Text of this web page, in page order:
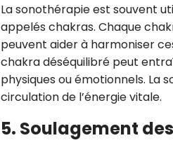
La sonothérapie est souvent
appelés chakras. Chaque
peuvent aider à harmoniser
chakra déséquilibré peut
physiques ou émotionnels. La
circulation de l’énergie vitale.
5. Soulagement